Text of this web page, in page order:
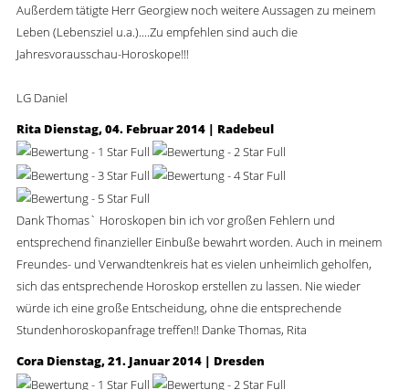
Außerdem tätigte Herr Georgiew noch weitere Aussagen zu meinem
Leben (Lebensziel u.a.)....Zu empfehlen sind auch die
Jahresvorausschau-Horoskope!!!
LG Daniel
Rita Dienstag, 04. Februar 2014 | Radebeul
Dank Thomas` Horoskopen bin ich vor großen Fehlern und
entsprechend finanzieller Einbuße bewahrt worden. Auch in meinem
Freundes- und Verwandtenkreis hat es vielen unheimlich geholfen,
sich das entsprechende Horoskop erstellen zu lassen. Nie wieder
würde ich eine große Entscheidung, ohne die entsprechende
Stundenhoroskopanfrage treffen!! Danke Thomas, Rita
Cora Dienstag, 21. Januar 2014 | Dresden